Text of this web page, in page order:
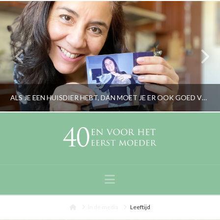
ALS JE EEN HUISDIER HEBT, DAN MOET JE ER OOK GOED VOOR ZORGEN
RORYBLOKZIJL
Navigation
Leeftijd